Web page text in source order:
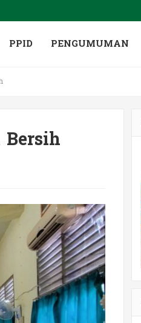
PPID PENGUMUMAN